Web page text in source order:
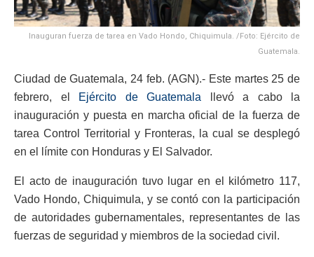
Inauguran fuerza de tarea en Vado Hondo, Chiquimula. /Foto: Ejército de
Guatemala.
Ciudad de Guatemala, 24 feb. (AGN).- Este martes 25 de
febrero, el
Ejército de Guatemala llevó a cabo la
inauguración y puesta en marcha oficial de la fuerza de
tarea Control Territorial y Fronteras, la cual se desplegó
en el límite con Honduras y El Salvador.
El acto de inauguración tuvo lugar en el kilómetro 117,
Vado Hondo, Chiquimula, y se contó con la participación
de autoridades gubernamentales, representantes de las
fuerzas de seguridad y miembros de la sociedad civil.